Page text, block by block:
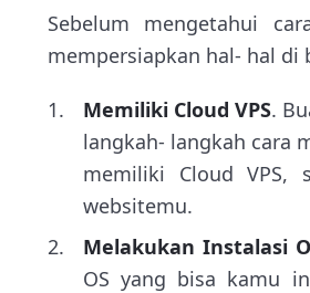
Sebelum mengetahui
mempersiapkan hal- hal di
Memiliki Cloud VPS.
langkah- langkah cara
memiliki Cloud VPS,
websitemu.
Melakukan Instalasi
OS yang bisa kamu